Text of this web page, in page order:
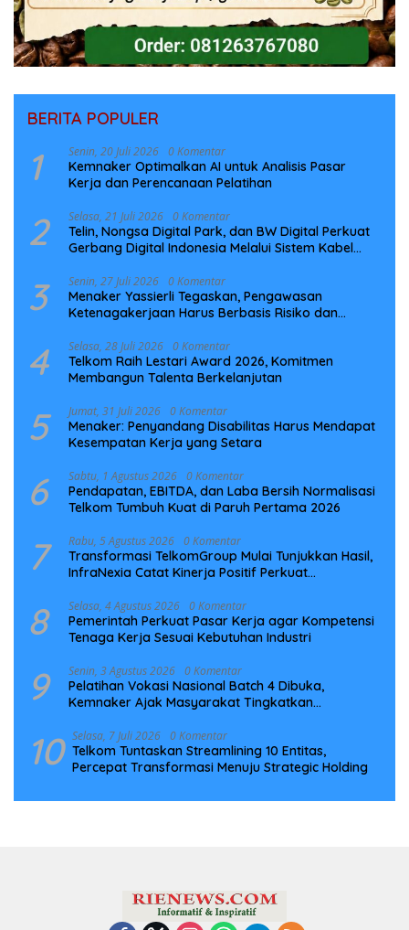
BERITA POPULER
1 Senin, 20 Juli 2026 0 Komentar
Kemnaker Optimalkan AI untuk Analisis Pasar
Kerja dan Perencanaan Pelatihan
2 Selasa, 21 Juli 2026 0 Komentar
Telin, Nongsa Digital Park, dan BW Digital Perkuat
Gerbang Digital Indonesia Melalui Sistem Kabel
3 Senin, 27 Juli 2026 0 Komentar
Menaker Yassierli Tegaskan, Pengawasan
Ketenagakerjaan Harus Berbasis Risiko dan
4 Selasa, 28 Juli 2026 0 Komentar
Telkom Raih Lestari Award 2026, Komitmen
Membangun Talenta Berkelanjutan
5 Jumat, 31 Juli 2026 0 Komentar
Menaker: Penyandang Disabilitas Harus Mendapat
Kesempatan Kerja yang Setara
6 Sabtu, 1 Agustus 2026 0 Komentar
Pendapatan, EBITDA, dan Laba Bersih Normalisasi
Telkom Tumbuh Kuat di Paruh Pertama 2026
7 Rabu, 5 Agustus 2026 0 Komentar
Transformasi TelkomGroup Mulai Tunjukkan Hasil,
InfraNexia Catat Kinerja Positif Perkuat
8 Selasa, 4 Agustus 2026 0 Komentar
Pemerintah Perkuat Pasar Kerja agar Kompetensi
Tenaga Kerja Sesuai Kebutuhan Industri
9 Senin, 3 Agustus 2026 0 Komentar
Pelatihan Vokasi Nasional Batch 4 Dibuka,
Kemnaker Ajak Masyarakat Tingkatkan
10 Selasa, 7 Juli 2026 0 Komentar
Telkom Tuntaskan Streamlining 10 Entitas,
Percepat Transformasi Menuju Strategic Holding